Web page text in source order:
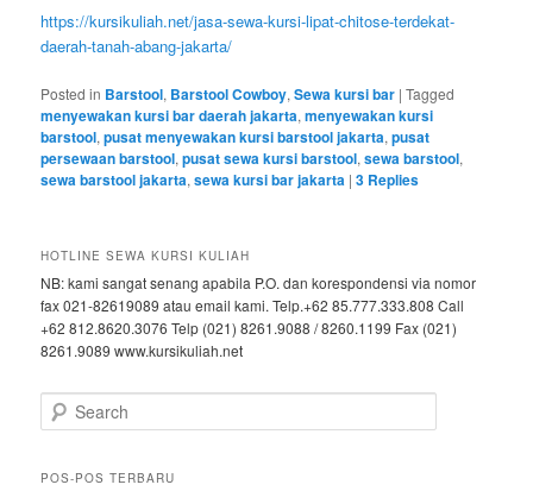
https://kursikuliah.net/jasa-sewa-kursi-lipat-chitose-terdekat-
daerah-tanah-abang-jakarta/
Posted in Barstool, Barstool Cowboy,Sewa kursi bar |Tagged
menyewakan kursi bar daerah jakarta,menyewakan kursi
barstool,pusat menyewakan kursi barstool jakarta,pusat
persewaan barstool,pusat sewa kursi barstool,sewa barstool,
sewa barstool jakarta,sewa kursi bar jakarta |3 Replies
HOTLINE SEWA KURSI KULIAH
NB: kami sangat senang apabila P.O. dan korespondensi via nomor
fax 021-82619089 atau email kami. Telp.+62 85.777.333.808 Call
+62 812.8620.3076 Telp (021) 8261.9088 / 8260.1199 Fax (021)
8261.9089 www.kursikuliah.net
Search
POS-POS TERBARU